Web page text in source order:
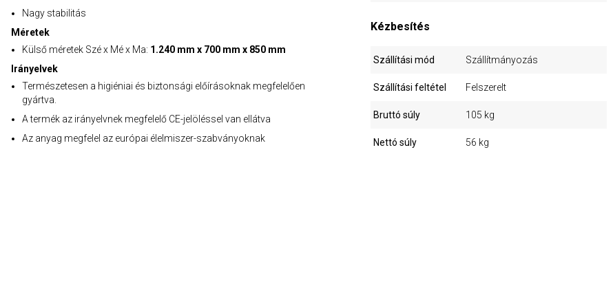
Nagy stabilitás
Méretek
Külső méretek Szé x Mé x Ma: 1.240 mm x 700 mm x 850 mm
Irányelvek
Természetesen a higiéniai és biztonsági előírásoknak megfelelően
gyártva.
A termék az irányelvnek megfelelő CE-jelöléssel van ellátva
Az anyag megfelel az európai élelmiszer-szabványoknak
Kézbesítés
Szállítási mód Szállítmányozás
Szállítási feltétel Felszerelt
Bruttó súly 105 kg
Nettó súly 56 kg